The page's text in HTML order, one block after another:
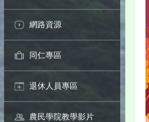
網路資源
同仁專區
退休人員專區
農民學院教學影片